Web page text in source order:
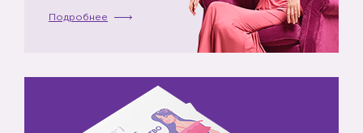
Подробнее